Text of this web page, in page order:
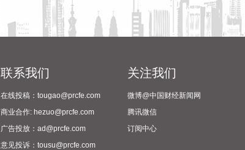
联系我们
在线投稿：tougao@prcfe.com
商业合作: hezuo@prcfe.com
广告投放：ad@prcfe.com
意见投诉：tousu@prcfe.com
关注我们
微博@中国财经新闻网
腾讯微信
订阅中心